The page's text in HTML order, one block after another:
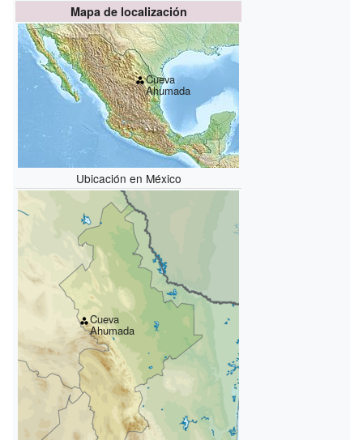
Mapa de localización
Cueva
Ahumada
Ubicación en México
Cueva
Ahumada